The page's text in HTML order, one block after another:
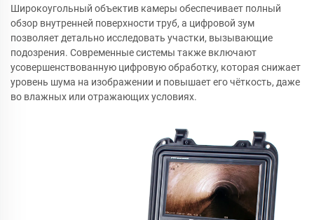
Широкоугольный объектив камеры обеспечивает полный
обзор внутренней поверхности труб, а цифровой зум
позволяет детально исследовать участки, вызывающие
подозрения. Современные системы также включают
усовершенствованную цифровую обработку, которая снижает
уровень шума на изображении и повышает его чёткость, даже
во влажных или отражающих условиях.